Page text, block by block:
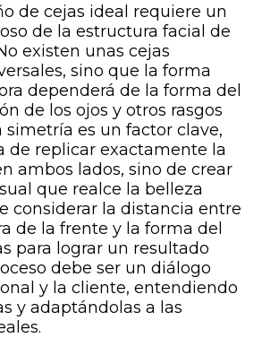
de cejas ideal requiere un
de la estructura facial de
existen unas cejas
sino que la forma
dependerá de la forma del
de los ojos y otros rasgos
simetría es un factor clave,
de replicar exactamente la
ambos lados, sino de crear
que realce la belleza
considerar la distancia entre
de la frente y la forma del
para lograr un resultado
debe ser un diálogo
y la cliente, entendiendo
y adaptándolas a las